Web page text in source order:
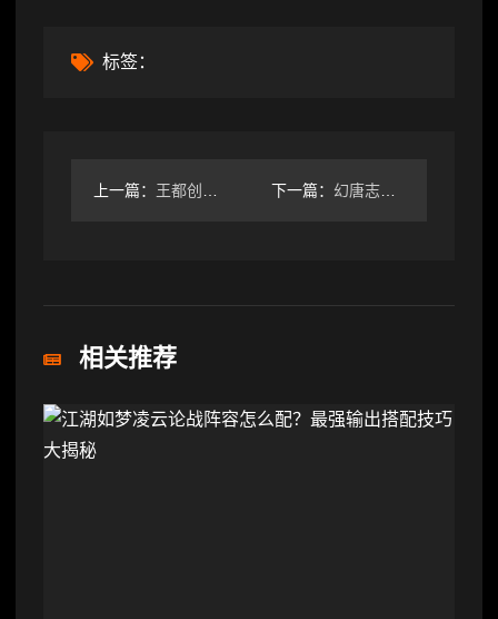
标签：
上一篇： 王都创世录周常刷怪预测：下两周将跑路前最后更新 下一篇： 幻唐志逍遥外传强势门派推荐，萌新闭眼选这里！
相关推荐